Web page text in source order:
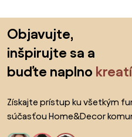
Objavujte,
inšpirujte sa a
buďte naplno
Získajte prístup ku všetkým
súčasťou Home&Decor